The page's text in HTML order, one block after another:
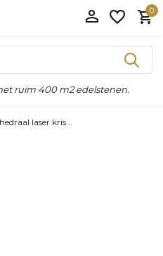
0
ruim 400 m2 edelstenen.
laser kris...